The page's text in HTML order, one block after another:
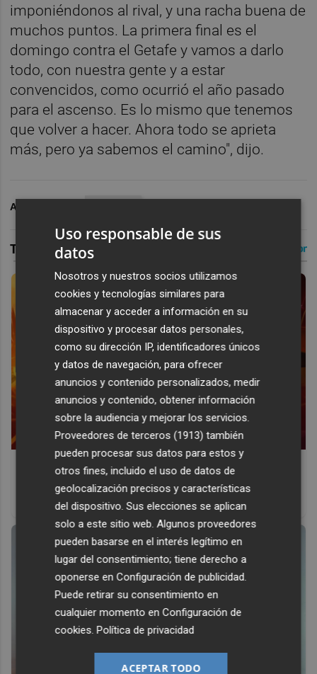
imponiéndonos al rival, y una racha buena de
muchos puntos. La primera final es el
domingo contra el Getafe y vamos a darlo
todo, con nuestra gente y a estar
convencidos, como ocurrió el año pasado
para el ascenso. Es lo mismo que tenemos
que volver a hacer. Ahora todo se aprieta
más, pero ya sabemos el camino", dijo.
ARCHIVADO EN
Corepunk MMORPG
Un verdadero MMORPG de la vieja escuela ¡Cómo los de
antes, pero mejor!
Uso responsable de sus
datos
Nosotros y nuestros socios utilizamos
cookies y tecnologías similares para
almacenar y acceder a información en su
dispositivo y procesar datos personales,
como su dirección IP, identificadores únicos
y datos de navegación, para ofrecer
anuncios y contenido personalizados, medir
anuncios y contenido, obtener información
sobre la audiencia y mejorar los servicios.
Proveedores de terceros (1913) también
pueden procesar sus datos para estos y
otros fines, incluido el uso de datos de
geolocalización precisos y características
del dispositivo. Sus elecciones se aplican
solo a este sitio web. Algunos proveedores
pueden basarse en el interés legítimo en
lugar del consentimiento; tiene derecho a
oponerse enConfiguración de publicidad
Puede retirar su consentimiento en
cualquier momento enConfiguración de
cookies .Política de privacidad
ACEPTAR TODO